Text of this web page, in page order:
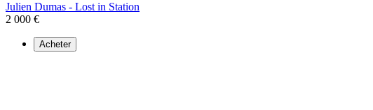
Julien Dumas - Lost in Station
2 000 €
Acheter